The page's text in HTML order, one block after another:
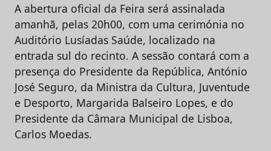
A abertura oficial da Feira será assinalada
amanhã, pelas 20h00, com uma cerimónia no
Auditório Lusíadas Saúde, localizado na
entrada sul do recinto. A sessão contará com a
presença do Presidente da República, António
José Seguro, da Ministra da Cultura, Juventude
e Desporto, Margarida Balseiro Lopes, e do
Presidente da Câmara Municipal de Lisboa,
Carlos Moedas.